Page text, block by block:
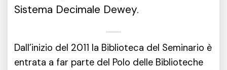
Sistema Decimale Dewey.
Dall’inizio del 2011 la Biblioteca del Seminario è
entrata a far parte del Polo delle Biblioteche